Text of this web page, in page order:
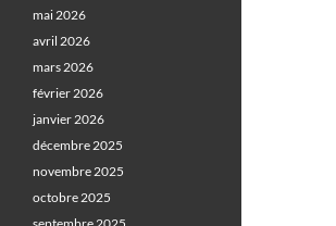
mai 2026
avril 2026
mars 2026
février 2026
janvier 2026
décembre 2025
novembre 2025
octobre 2025